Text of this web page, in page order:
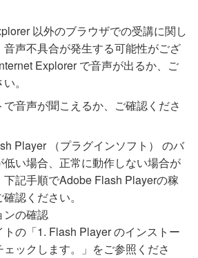
以外のブラウザでの受講に関し
音声不具合が発生する可能性がござ
Explorer で音声が出るか、ご
。
音声が聞こえるか、ご確認くださ
Player （プラグインソフト） のバ
低い場合、正常に動作しない場合が
下記手順でAdobe Flash Playerの稼
認ください。
ンの確認
の「1. Flash Player のインストー
ェックします。」をご参照くださ